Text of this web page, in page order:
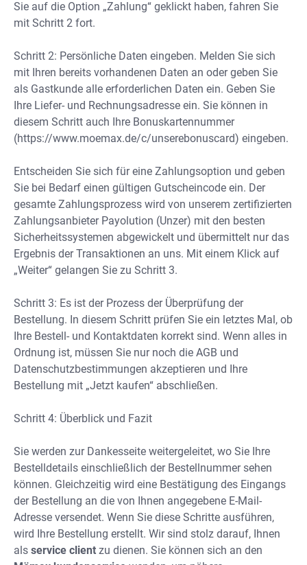
Sie auf die Option „Zahlung“ geklickt haben, fahren Sie
mit Schritt 2 fort.
Schritt 2: Persönliche Daten eingeben. Melden Sie sich
mit Ihren bereits vorhandenen Daten an oder geben Sie
als Gastkunde alle erforderlichen Daten ein. Geben Sie
Ihre Liefer- und Rechnungsadresse ein. Sie können in
diesem Schritt auch Ihre Bonuskartennummer
(https://www.moemax.de/c/unserebonuscard) eingeben.
Entscheiden Sie sich für eine Zahlungsoption und geben
Sie bei Bedarf einen gültigen Gutscheincode ein. Der
gesamte Zahlungsprozess wird von unserem zertifizierten
Zahlungsanbieter Payolution (Unzer) mit den besten
Sicherheitssystemen abgewickelt und übermittelt nur das
Ergebnis der Transaktionen an uns. Mit einem Klick auf
„Weiter“ gelangen Sie zu Schritt 3.
Schritt 3: Es ist der Prozess der Überprüfung der
Bestellung. In diesem Schritt prüfen Sie ein letztes Mal, ob
Ihre Bestell- und Kontaktdaten korrekt sind. Wenn alles in
Ordnung ist, müssen Sie nur noch die AGB und
Datenschutzbestimmungen akzeptieren und Ihre
Bestellung mit „Jetzt kaufen“ abschließen.
Schritt 4: Überblick und Fazit
Sie werden zur Dankesseite weitergeleitet, wo Sie Ihre
Bestelldetails einschließlich der Bestellnummer sehen
können. Gleichzeitig wird eine Bestätigung des Eingangs
der Bestellung an die von Ihnen angegebene E-Mail-
Adresse versendet. Wenn Sie diese Schritte ausführen,
wird Ihre Bestellung erstellt. Wir sind stolz darauf, Ihnen
als service client zu dienen. Sie können sich an den